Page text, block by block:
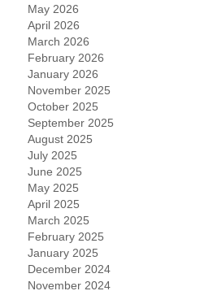
May 2026
April 2026
March 2026
February 2026
January 2026
November 2025
October 2025
September 2025
August 2025
July 2025
June 2025
May 2025
April 2025
March 2025
February 2025
January 2025
December 2024
November 2024